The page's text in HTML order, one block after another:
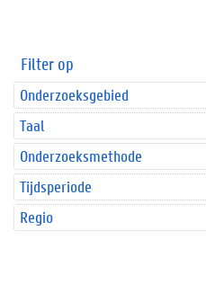
Filter op
Onderzoeksgebied
Taal
Onderzoeksmethode
Tijdsperiode
Regio